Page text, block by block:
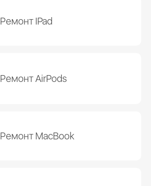
Ремонт IPad
Ремонт AirPods
Ремонт MacBook